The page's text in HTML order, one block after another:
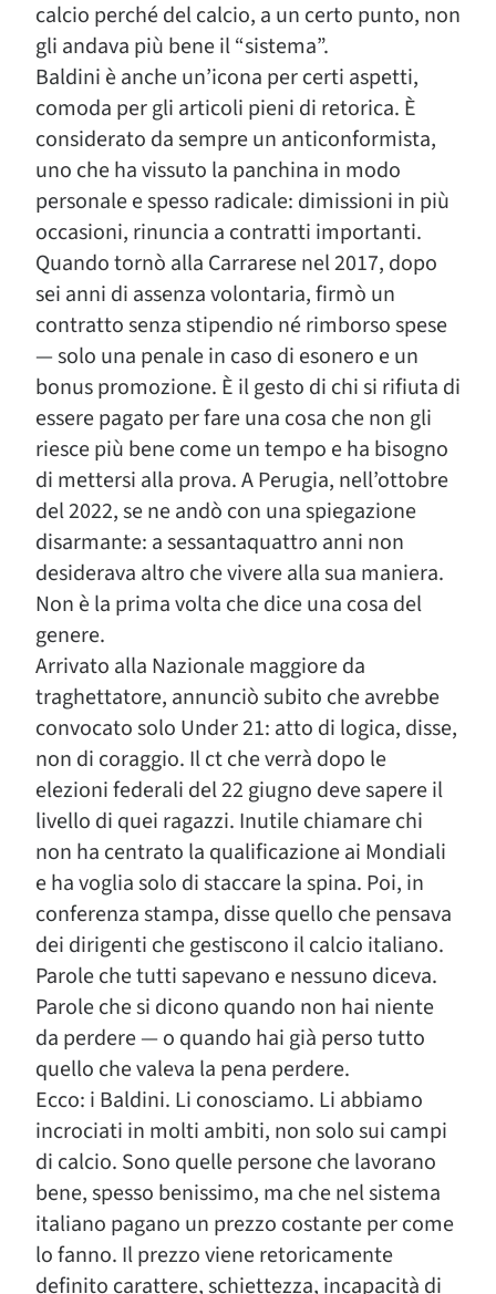
calcio perché del calcio, a un certo punto, non
gli andava più bene il “sistema”.
Baldini è anche un’icona per certi aspetti,
comoda per gli articoli pieni di retorica. È
considerato da sempre un anticonformista,
uno che ha vissuto la panchina in modo
personale e spesso radicale: dimissioni in più
occasioni, rinuncia a contratti importanti.
Quando tornò alla Carrarese nel 2017, dopo
sei anni di assenza volontaria, firmò un
contratto senza stipendio né rimborso spese
— solo una penale in caso di esonero e un
bonus promozione. È il gesto di chi si rifiuta di
essere pagato per fare una cosa che non gli
riesce più bene come un tempo e ha bisogno
di mettersi alla prova. A Perugia, nell’ottobre
del 2022, se ne andò con una spiegazione
disarmante: a sessantaquattro anni non
desiderava altro che vivere alla sua maniera.
Non è la prima volta che dice una cosa del
genere.
Arrivato alla Nazionale maggiore da
traghettatore, annunciò subito che avrebbe
convocato solo Under 21: atto di logica, disse,
non di coraggio. Il ct che verrà dopo le
elezioni federali del 22 giugno deve sapere il
livello di quei ragazzi. Inutile chiamare chi
non ha centrato la qualificazione ai Mondiali
e ha voglia solo di staccare la spina. Poi, in
conferenza stampa, disse quello che pensava
dei dirigenti che gestiscono il calcio italiano.
Parole che tutti sapevano e nessuno diceva.
Parole che si dicono quando non hai niente
da perdere — o quando hai già perso tutto
quello che valeva la pena perdere.
Ecco: i Baldini. Li conosciamo. Li abbiamo
incrociati in molti ambiti, non solo sui campi
di calcio. Sono quelle persone che lavorano
bene, spesso benissimo, ma che nel sistema
italiano pagano un prezzo costante per come
lo fanno. Il prezzo viene retoricamente
definito carattere, schiettezza, incapacità di